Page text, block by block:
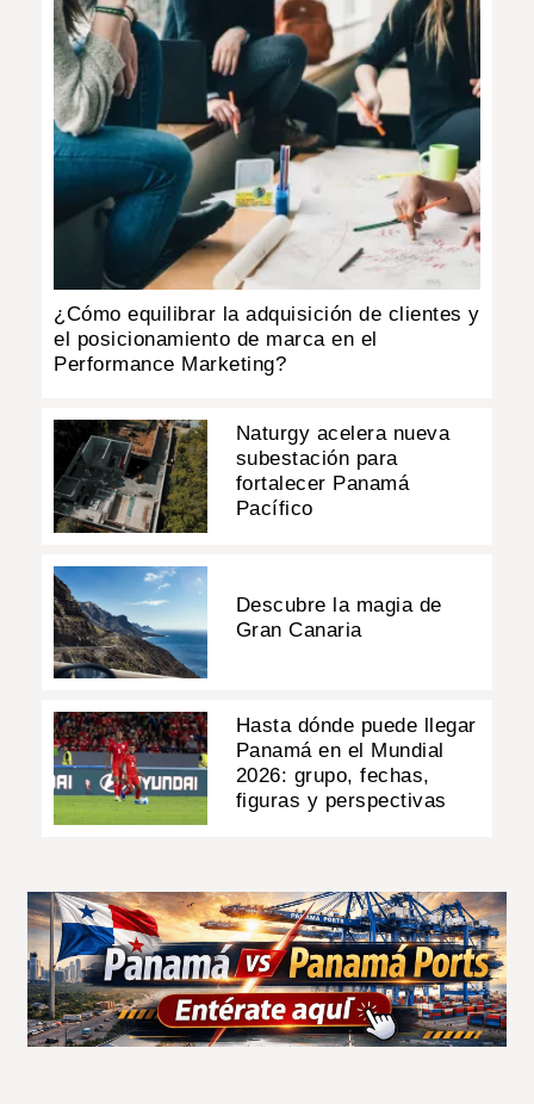
¿Cómo equilibrar la adquisición de clientes y
el posicionamiento de marca en el
Performance Marketing?
Naturgy acelera nueva
subestación para
fortalecer Panamá
Pacífico
Descubre la magia de
Gran Canaria
Hasta dónde puede llegar
Panamá en el Mundial
2026: grupo, fechas,
figuras y perspectivas